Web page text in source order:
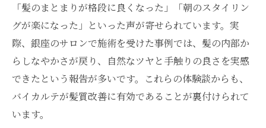
「髪のまとまりが格段に良くなった」「朝のスタイリン
グが楽になった」といった声が寄せられています。実
際、銀座のサロンで施術を受けた事例では、髪の内部か
らしなやかさが戻り、自然なツヤと手触りの良さを実感
できたという報告が多いです。これらの体験談からも、
バイカルテが髪質改善に有効であることが裏付けられて
います。